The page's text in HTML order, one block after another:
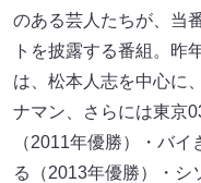
のある芸人たちが、当
トを披露する番組。昨
は、松本人志を中心に
ナマン、さらには東京
（2011年優勝）・バ
る（2013年優勝）・シ